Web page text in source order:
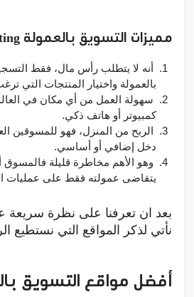
مميزات التسويق بالعمولة affiliate marketing:
أنه لا يتطلب رأس مال، فقط
بالعمولة واختيار المنتجات التي
سهولة العمل من أي مكان في
كمبيوتر أو هاتف ذكي.
الربح من المنزل، فهو للمسوقين
دخل إضافي أو أساسي.
وهو الأهم مخاطرة قليلة
يتقاضى عمولته فقط على عمليات
بعد ان تعرفنا على نظرة سريعة
نأتي لذكر المواقع التي نستطيع
أفضل مواقع التسويق